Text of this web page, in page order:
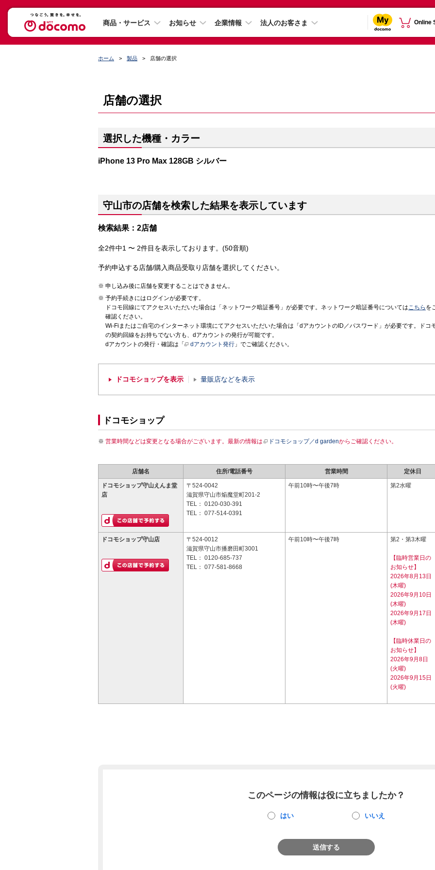
商品・サービス お知らせ 企業情報 法人のお客さま Online
ホーム 製品 店舗の選択
店舗の選択
選択した機種・カラー
iPhone 13 Pro Max 128GB シルバー
守山市の店舗を検索した結果を表示しています
検索結果：2店舗
全2件中1 〜 2件目を表示しております。(50音順)
予約申込する店舗/購入商品受取り店舗を選択してください。
申し込み後に店舗を変更することはできません。
予約手続きにはログインが必要です。
ドコモ回線にてアクセスいただいた場合は「ネットワーク暗証番号」が必要です。ネットワーク暗証番号についてはこちら を
確認ください。
Wi-Fiまたはご自宅のインターネット環境にてアクセスいただいた場合は「dアカウントのID／パスワード」が必要です。ドコ
の契約回線をお持ちでない方も、dアカウントの発行が可能です。
dアカウントの発行・確認は「
dアカウント発行 」でご確認ください。
ドコモショップを表示 量販店などを表示
ドコモショップ
営業時間などは変更となる場合がございます。最新の情報は ドコモショップ／d gardenからご確認ください。
店舗名 住所/電話番号 営業時間 定休日
ドコモショップ守山えんま堂
店
〒524-0042
滋賀県守山市焔魔堂町201-2
TEL： 0120-030-391
TEL： 077-514-0391
午前10時〜午後7時 第2水曜
ドコモショップ守山店
〒524-0012
滋賀県守山市播磨田町3001
TEL： 0120-685-737
TEL： 077-581-8668
午前10時〜午後7時 第2・第3木曜
【臨時営業日の
お知らせ】
2026年8月13日
(木曜)
2026年9月10日
(木曜)
2026年9月17日
(木曜)
【臨時休業日の
お知らせ】
2026年9月8日
(火曜)
2026年9月15日
(火曜)
このページの情報は役に立ちましたか？
はい いいえ
送信する